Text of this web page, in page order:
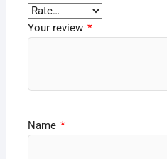
Your review *
Name *